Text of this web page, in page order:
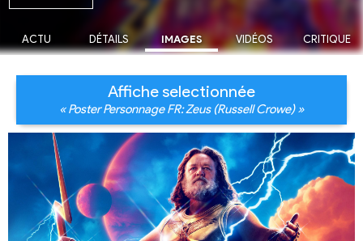
ACTU DÉTAILS IMAGES VIDÉOS CRITIQUE
Affiche selectionnée
« Poster Personnage FR: Zeus (Russell Crowe) »